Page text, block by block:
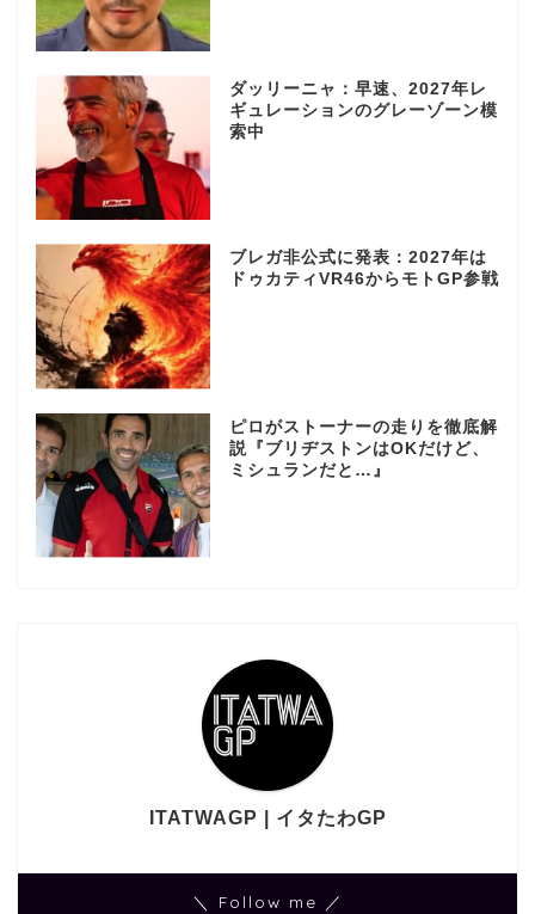
ダッリーニャ：早速、2027年レ
ギュレーションのグレーゾーン模
索中
ブレガ非公式に発表：2027年は
ドゥカティVR46からモトGP参戦
ピロがストーナーの走りを徹底解
説『ブリヂストンはOKだけど、
ミシュランだと…』
ITATWAGP | イタたわGP
＼ Follow me ／